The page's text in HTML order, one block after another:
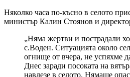
Няколко часа по-късно в селото
министър Калин Стоянов и
„Няма жертви и пострадали
с.Воден. Ситуацията около
огнище от вчера, не успяхме
Днес заради посоката на
навлезе в селото. Нямаше